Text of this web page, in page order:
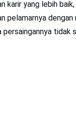
karir yang lebih
pelamarnya dengan
persaingannya